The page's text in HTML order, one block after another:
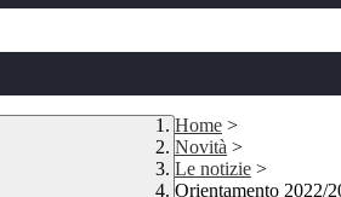
Home >
Novità >
Le notizie >
Orientamento 2022/